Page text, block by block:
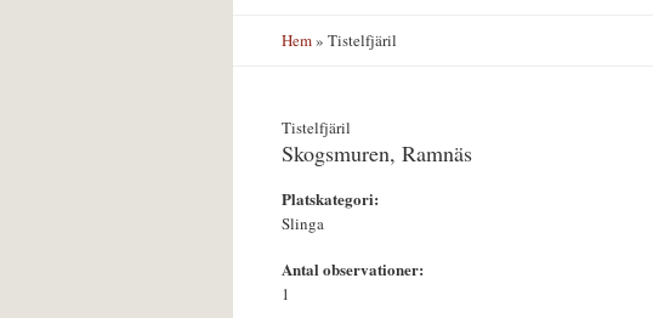
Hem» Tistelfjäril
Tistelfjäril
Skogsmuren, Ramnäs
Platskategori:
Slinga
Antal observationer:
1